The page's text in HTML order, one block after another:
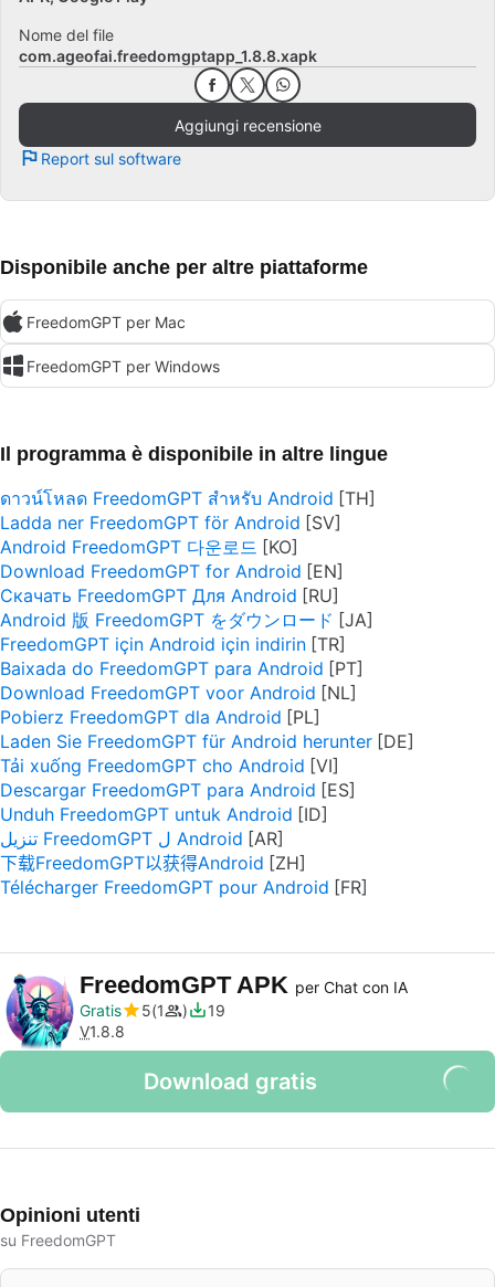
Nome del file
com.ageofai.freedomgptapp_1.8.8.xapk
Aggiungi recensione
Report sul software
Disponibile anche per altre piattaforme
FreedomGPT per Mac
FreedomGPT per Windows
Il programma è disponibile in altre lingue
ดาวน์โหลด FreedomGPT สำหรับ Android
Ladda ner FreedomGPT för Android
Android FreedomGPT 다운로드
Download FreedomGPT for Android
Скачать FreedomGPT Для Android
Android 版 FreedomGPT をダウンロード
FreedomGPT için Android için indirin
Baixada do FreedomGPT para Android
Download FreedomGPT voor Android
Pobierz FreedomGPT dla Android
Laden Sie FreedomGPT für Android herunter
Tải xuống FreedomGPT cho Android
Descargar FreedomGPT para Android
Unduh FreedomGPT untuk Android
تنزيل FreedomGPT ل Android
下载FreedomGPT以获得Android
Télécharger FreedomGPT pour Android
FreedomGPT APK per Chat con IA
Gratis
5 1
19
V1.8.8
Download gratis
Opinioni utenti
su FreedomGPT